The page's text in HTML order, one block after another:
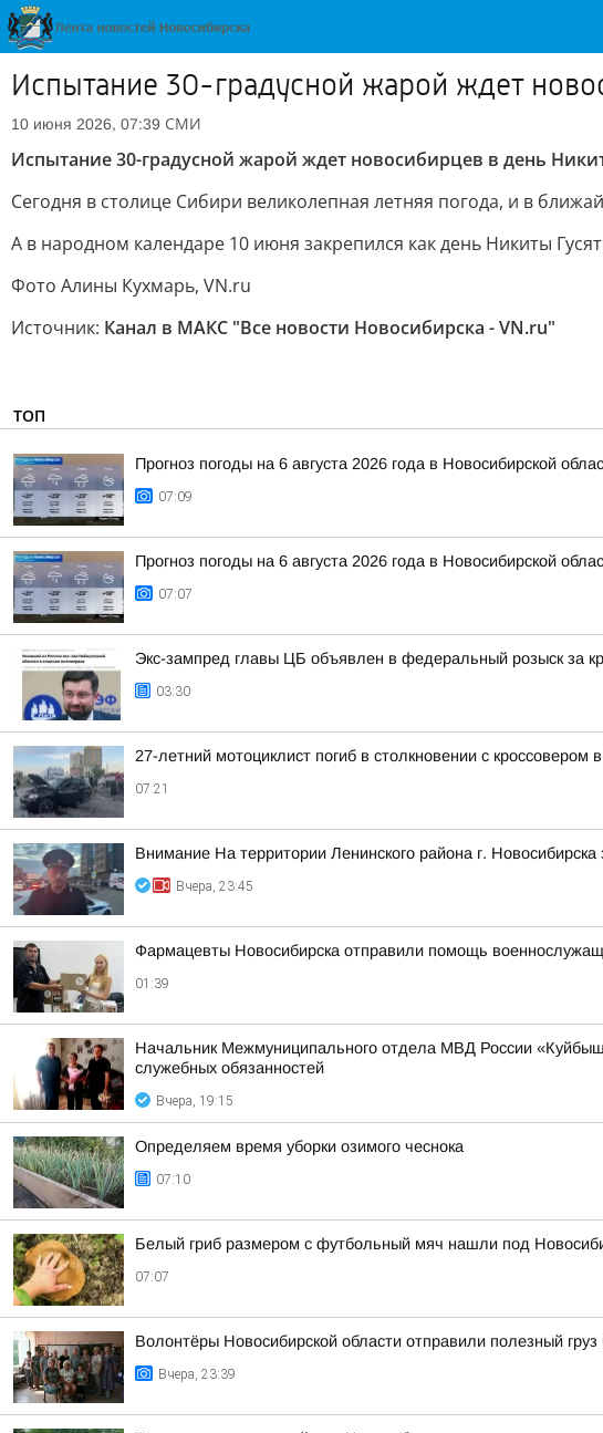
Испытание 30-градусной жарой ждет
10 июня 2026, 07:39 СМИ
Испытание 30-градусной жарой ждет новосибирцев в день
Сегодня в столице Сибири великолепная летняя погода, и в
А в народном календаре 10 июня закрепился как день Никиты
Фото Алины Кухмарь, VN.ru
Источник: Канал в МАКС "Все новости Новосибирска - VN.ru"
ТОП
Прогноз погоды на 6 августа 2026 года в Новосибирской
07:09
Прогноз погоды на 6 августа 2026 года в Новосибирской
07:07
Экс-зампред главы ЦБ объявлен в федеральный розыск за
03:30
27-летний мотоциклист погиб в столкновении с кроссовером
07:21
Внимание На территории Ленинского района г.
Вчера, 23:45
Фармацевты Новосибирска отправили помощь
01:39
Начальник Межмуниципального отдела МВД России
служебных обязанностей
Вчера, 19:15
Определяем время уборки озимого чеснока
07:10
Белый гриб размером с футбольный мяч нашли под
07:07
Волонтёры Новосибирской области отправили полезный груз
Вчера, 23:39